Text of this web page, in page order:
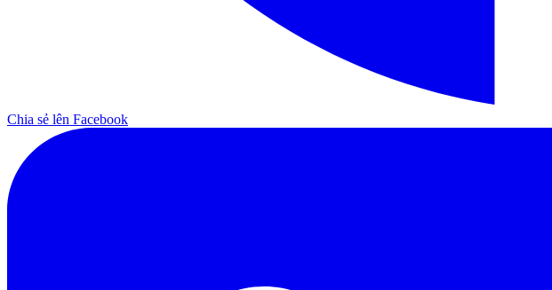
Chia sẻ lên Facebook